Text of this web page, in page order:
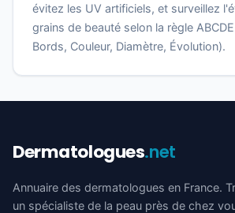
évitez les UV artificiels, et surveillez
grains de beauté selon la règle
Bords, Couleur, Diamètre, Évolution).
Dermatologues.net
Annuaire des dermatologues en France.
un spécialiste de la peau près de chez